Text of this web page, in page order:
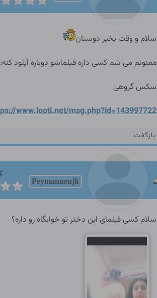
سلام و وقت بخیر دوستان
ممنونم می شم کسی داره فیلماشو دوباره آپلود کنه:
سکس گروهی
www.looti.net/msg.php?id=143997722
بازگفت
Peymanueujk
سلام کسی فیلمای این دختر تو خوابگاه رو داره؟